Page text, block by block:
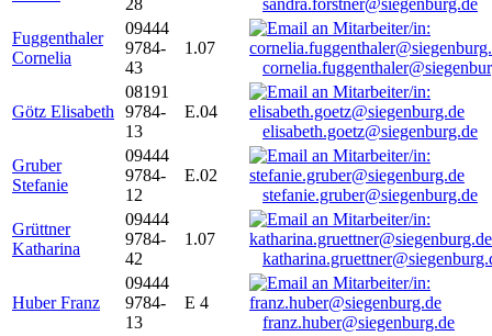
28
sandra.forstner@siegenburg.de
Fuggenthaler
Cornelia
09444
9784-
43
1.07
Götz Elisabeth
08191
9784-
13
E.04
elisabeth.goetz@siegenburg.de
Gruber
Stefanie
09444
9784-
12
E.02
stefanie.gruber@siegenburg.de
Grüttner
Katharina
09444
9784-
42
1.07
Huber Franz
09444
9784-
13
E 4
franz.huber@siegenburg.de